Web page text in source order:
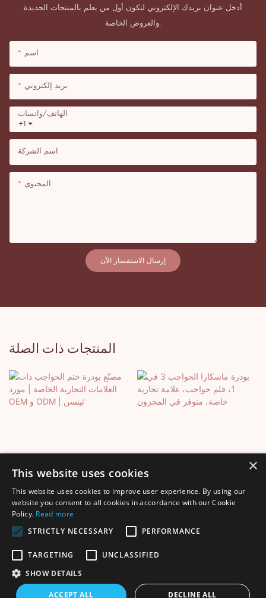
أدخل عنوان بريدك الإلكتروني لتكون أول من يعلم بالمنتجات الجديدة
اسم
بريد إلكتروني
+1
الهاتف/واتساب
اسم الشركة
المحتوى
إرسال الاستفسار الآن
المنتجات ذات الصلة
مصنّع بودرة ختم الحواجب ذات
العلامات التجارية الخاصة |
مورد OEM و ODM | ثينسن
بودرة ماسكارا الحواجب 3 في
خاصة، متوفر في المخزون
جميع الحقوق محفوظة © 2025 لشركة Shenzhen Thincen Technology
Co., Ltd. - www.thincen.com | خريطة الموقع
×
This website uses cookies
This website uses cookies to improve user experience. By using our
website you consent to all cookies in accordance with our Cookie
Policy. Read more
STRICTLY NECESSARY
PERFORMANCE
TARGETING
UNCLASSIFIED
SHOW DETAILS
ACCEPT ALL DECLINE ALL